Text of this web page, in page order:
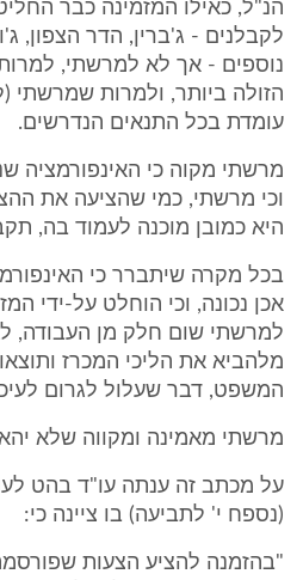
הנ"ל, כאילו המזמינה כבר
לקבלנים - ג'ברין, הדר הצפון,
נוספים - אך לא למרשתי,
הזולה ביותר, ולמרות שמרשתי
עומדת בכל התנאים הנדרשים.
מרשתי מקוה כי האינפורמציה
וכי מרשתי, כמי שהציעה את
היא כמובן מוכנה לעמוד בה,
בכל מקרה שיתברר כי
אכן נכונה, וכי הוחלט על-ידי
למרשתי שום חלק מן העבודה,
מלהביא את הליכי המכרז
המשפט, דבר שעלול לגרום
מרשתי מאמינה ומקווה שלא
(נספח י' לתביעה) בו ציינה כי:
"בהזמנה להציע הצעות